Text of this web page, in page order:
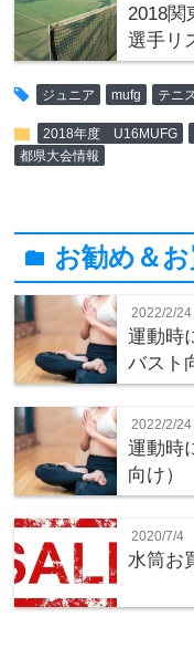
2018
選手リ
tag ジュニア mufg テニス
folder 2018年度 U16MUFG
都県大会情報
folder お勧め＆
2022/2/24
運動時
バスト
2022/2/24
運動時
向け）
2020/7/4
水筒お